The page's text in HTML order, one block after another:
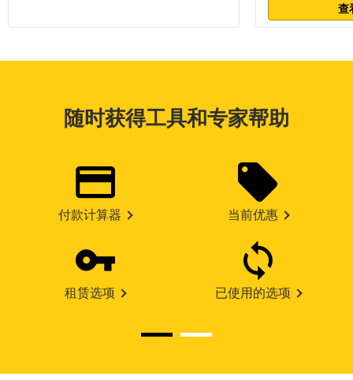
查
随时获得工具和专家帮助
付款计算器 当前优惠
租赁选项 已使用的选项